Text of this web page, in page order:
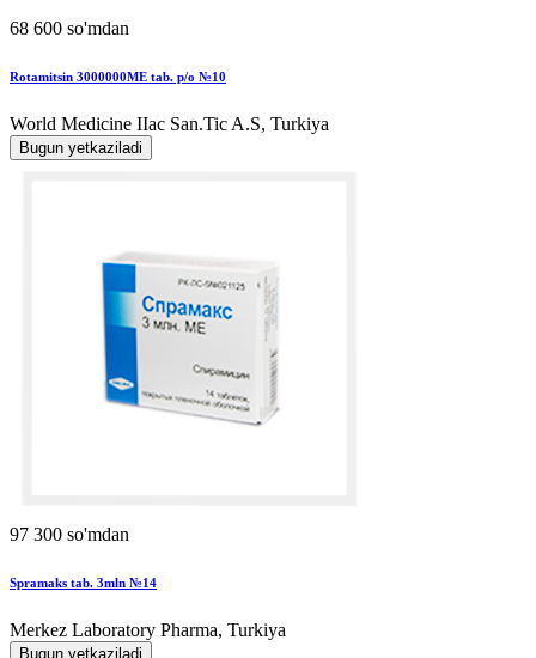
68 600 so'mdan
Rotamitsin 3000000MЕ tab. p/o №10
World Мedicine IIac San.Tic A.S, Turkiya
Bugun yetkaziladi
97 300 so'mdan
Spramaks tab. 3mln №14
Merkez Laboratory Pharma, Turkiya
Bugun yetkaziladi